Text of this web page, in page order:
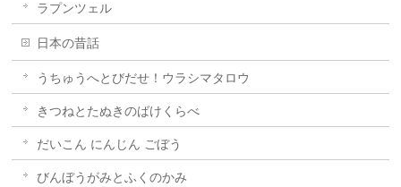
ラプンツェル
日本の昔話
うちゅうへとびだせ！ウラシマタロウ
きつねとたぬきのばけくらべ
だいこん にんじん ごぼう
びんぼうがみとふくのかみ